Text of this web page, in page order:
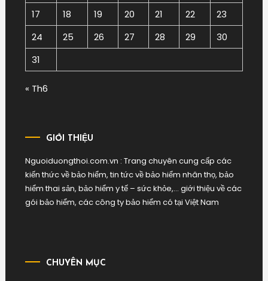
17
18 19 20 21 22
23
24
25 26 27 28 29
30
31
« Th6
GIỚI THIỆU
Nguoiduongthoi.com.vn : Trang chuyên cung cấp các
kiến thức về bảo hiểm, tin tức về bảo hiểm nhân thọ, bảo
hiểm thai sản, bảo hiểm y tế – sức khỏe,… giới thiệu về các
gói bảo hiểm, các công ty bảo hiểm có tại Việt Nam
CHUYÊN MỤC